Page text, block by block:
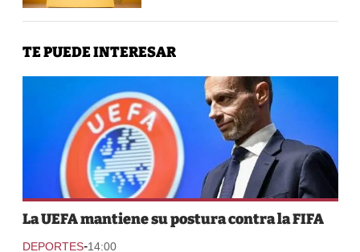
TE PUEDE INTERESAR
La UEFA mantiene su postura contra la FIFA
DEPORTES-14:00